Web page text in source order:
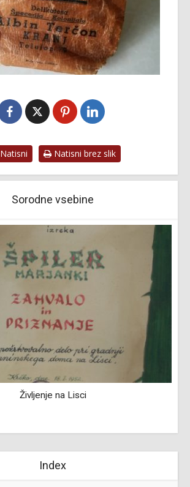
Natisni Natisni brez slik
Sorodne vsebine
Življenje na Lisci
Index